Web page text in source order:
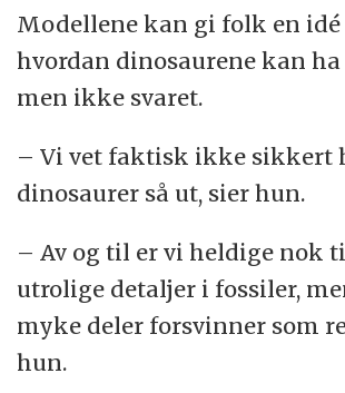
Modellene kan gi folk en idé
hvordan dinosaurene kan
men ikke svaret.
– Vi vet faktisk ikke sikkert
dinosaurer så ut, sier hun.
– Av og til er vi heldige nok
utrolige detaljer i fossiler,
myke deler forsvinner som
hun.